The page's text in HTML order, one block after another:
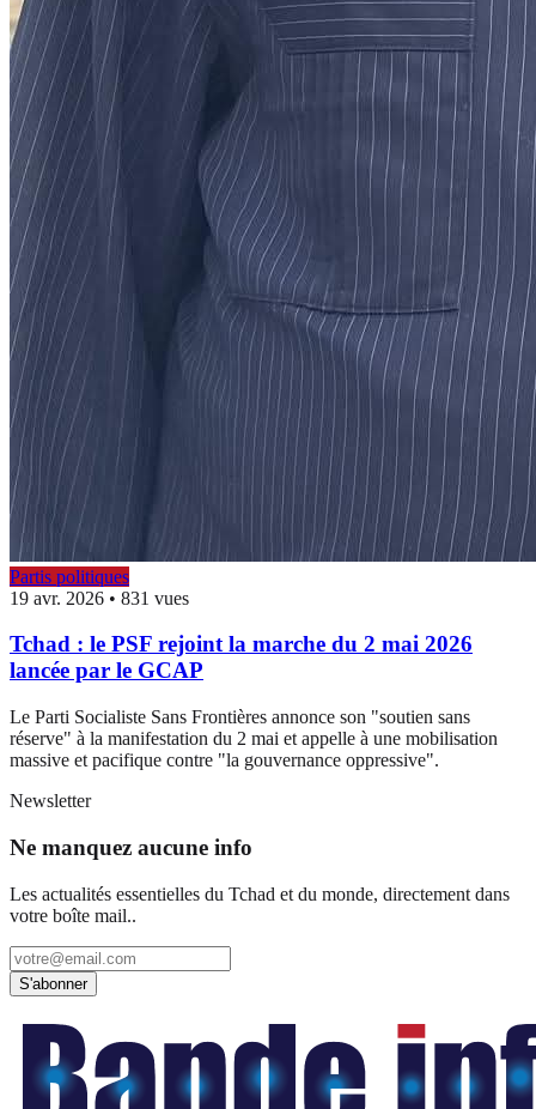
Partis politiques
19 avr. 2026 • 831 vues
Tchad : le PSF rejoint la marche du 2 mai 2026
lancée par le GCAP
Le Parti Socialiste Sans Frontières annonce son "soutien sans
réserve" à la manifestation du 2 mai et appelle à une mobilisation
massive et pacifique contre "la gouvernance oppressive".
Newsletter
Ne manquez aucune info
Les actualités essentielles du Tchad et du monde, directement dans
votre boîte mail..
S'abonner